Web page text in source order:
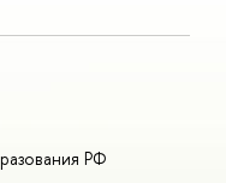
РФ